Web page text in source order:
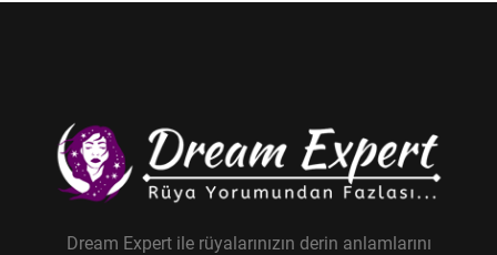
Dream Expert ile rüyalarınızın derin anlamlarını